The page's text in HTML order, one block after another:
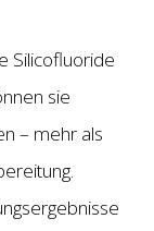
Silicofluoride
sie
– mehr als